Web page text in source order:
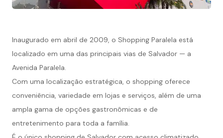
Inaugurado em abril de 2009, o Shopping Paralela está
localizado em uma das principais vias de Salvador — a
Avenida Paralela.
Com uma localização estratégica, o shopping oferece
conveniência, variedade em lojas e serviços, além de uma
ampla gama de opções gastronômicas e de
entretenimento para toda a família.